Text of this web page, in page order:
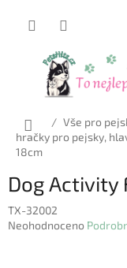
Domů
/ Vše pro
hračky pro pejsky,
18cm
Dog Activity
TX-32002
Průměrné
Neohodnoceno